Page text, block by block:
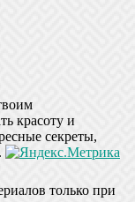
красоту и
секреты,
только при